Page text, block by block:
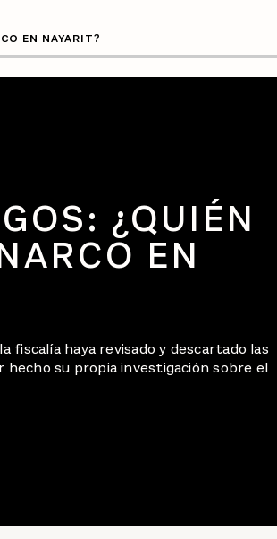
EN NAYARIT?
¿QUIÉN
EN
fiscalía haya revisado y descartado las
hecho su propia investigación sobre el